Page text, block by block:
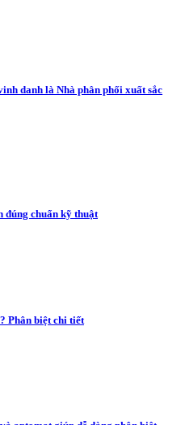
danh là Nhà phân phối xuất sắc
đúng chuẩn kỹ thuật
Phân biệt chi tiết